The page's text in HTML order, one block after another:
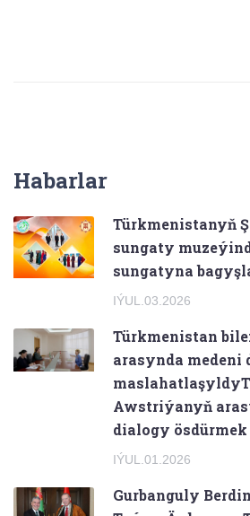
Habarlar
Türkmenistanyň
sungaty
sungatyna
IÝUL.03.2026
Türkmenistan
arasynda medeni
Awstriýanyň
dialogy
IÝUL.01.2026
Gurbanguly